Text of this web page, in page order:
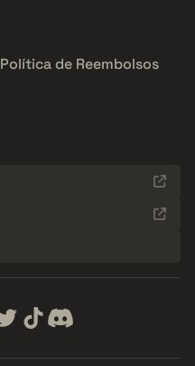
Política de Reembolsos